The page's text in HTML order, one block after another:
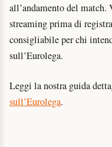
all’andamento del
streaming prima di
consigliabile per chi
sull’Eurolega.
Leggi la nostra guida
sull’Eurolega.